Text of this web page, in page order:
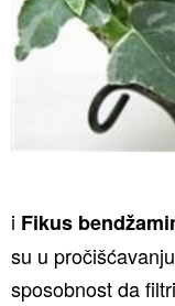
i Fikus
su u
sposobnost da